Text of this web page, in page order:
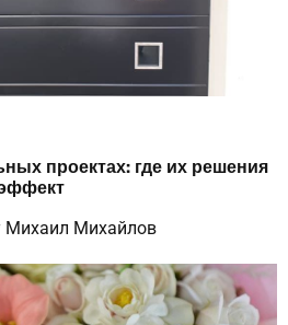
проектах: где их решения
Михаил Михайлов